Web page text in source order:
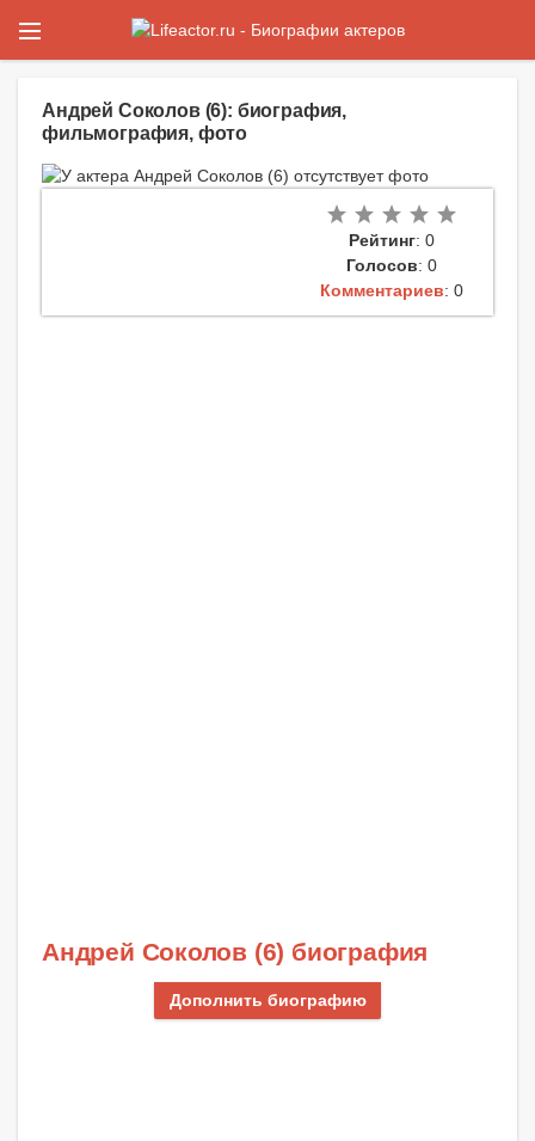
Андрей Соколов (6): биография,
фильмография, фото
Рейтинг: 0
Голосов: 0
Комментариев: 0
Андрей Соколов (6) биография
Дополнить биографию